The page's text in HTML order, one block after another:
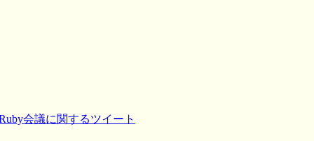
会議に関するツイート